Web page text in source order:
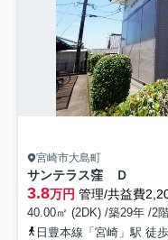
宮崎市大島町
サンテラス窪 Ｄ
3.8万円 管理/共益費
40.00㎡ (2DK) /築29年 /2
日豊本線「宮崎」駅 徒